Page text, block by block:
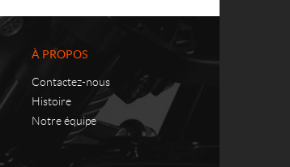
À PROPOS
Contactez-nous
Histoire
Notre équipe